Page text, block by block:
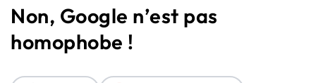
Solutions
Ressources
Audit SEO
Non, Google n’est pas
homophobe !